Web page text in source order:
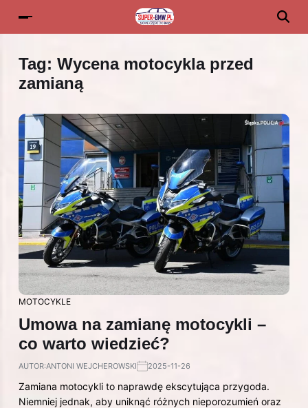
Tag: Wycena motocykla przed
zamianą
MOTOCYKLE
Umowa na zamianę motocykli –
co warto wiedzieć?
AUTOR:ANTONI WEJCHEROWSKI 2025-11-26
Zamiana motocykli to naprawdę ekscytująca przygoda.
Niemniej jednak, aby uniknąć różnych nieporozumień oraz